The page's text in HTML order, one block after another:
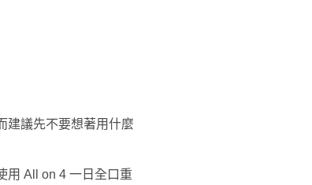
建議先不要想著用什麼
用 All on 4 一日全口重